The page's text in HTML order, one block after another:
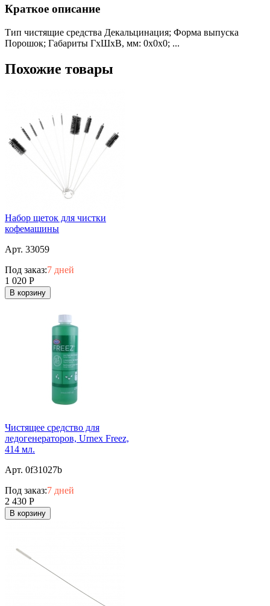
Краткое описание
Тип чистящие средства Декальцинация; Форма выпуска
Порошок; Габариты ГхШхВ, мм: 0х0х0; ...
Похожие товары
Набор щеток для чистки
кофемашины
Арт. 33059
Под заказ:7 дней
1 020 Р
В корзину
Чистящее средство для
ледогенераторов, Urnex Freez,
414 мл.
Арт. 0f31027b
Под заказ:7 дней
2 430 Р
В корзину